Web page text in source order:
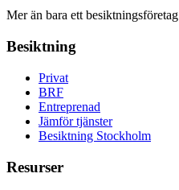
Mer än bara ett besiktningsföretag
Besiktning
Privat
BRF
Entreprenad
Jämför tjänster
Besiktning Stockholm
Resurser